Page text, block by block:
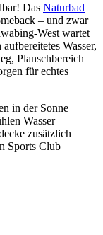
Das Naturbad
– und zwar
West wartet
Wasser,
Planschbereich
für echtes
in der Sonne
Wasser
zusätzlich
Sports Club